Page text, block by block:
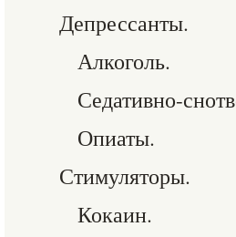
Депрессанты.
Алкоголь.
Седативно-
Опиаты.
Стимуляторы.
Кокаин.